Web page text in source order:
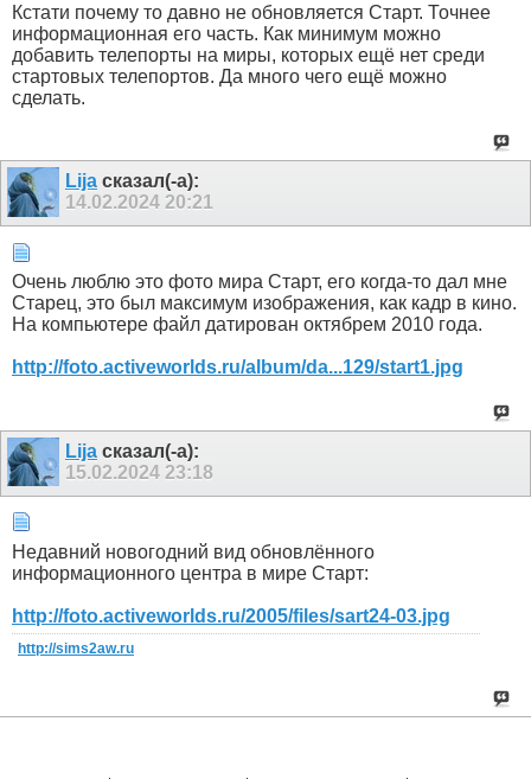
Кстати почему то давно не обновляется Старт. Точнее
информационная его часть. Как минимум можно
добавить телепорты на миры, которых ещё нет среди
стартовых телепортов. Да много чего ещё можно
сделать.
Lija сказал(-а):
14.02.2024 20:21
Очень люблю это фото мира Старт, его когда-то дал мне
Старец, это был максимум изображения, как кадр в кино.
На компьютере файл датирован октябрем 2010 года.
http://foto.activeworlds.ru/album/da...129/start1.jpg
Lija сказал(-а):
15.02.2024 23:18
Недавний новогодний вид обновлённого
информационного центра в мире Старт:
http://foto.activeworlds.ru/2005/files/sart24-03.jpg
http://sims2aw.ru